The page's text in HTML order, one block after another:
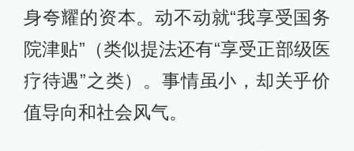
身夸耀的资本。动不动就“我享受国务
院津贴”（类似提法还有“享受正部级医
疗待遇”之类）。事情虽小，却关乎价
值导向和社会风气。